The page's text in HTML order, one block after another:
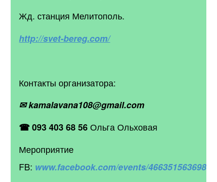
Жд. станция Мелитополь.
http://svet-bereg.com/
Контакты организатора:
✉ kamalavana108@gmail.com
☎ 093 403 68 56Ольга Ольховая
Мероприятие
FB: www.facebook.com/events/